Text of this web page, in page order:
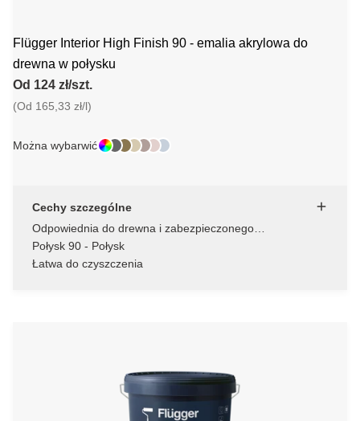
Flügger Interior High Finish 90 - emalia akrylowa do
drewna w połysku
Od 124 zł/szt.
(Od 165,33 zł/l)
Można wybarwić
Cechy szczególne
Odpowiednia do drewna i zabezpieczonego
antykorozyjnie metalu
Połysk 90 - Połysk
Łatwa do czyszczenia